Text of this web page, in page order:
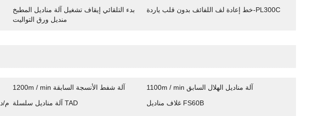
بدء التلقائي إيقاف تشغيل آلة مناديل المطبخ
منديل ورق التواليت
خط إعادة لف اللفائف بدون قلب ياردة-PL300C
1200m / min آلة شفط الأنسجة السابقة
1100m / min آلة مناديل الهلال السابق
آلة مناديل سلسلة TAD غلاف مناديل FS60B